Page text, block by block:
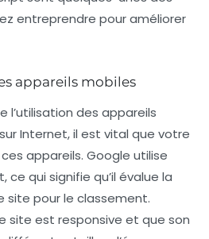
entreprendre pour améliorer
appareils mobiles
l’utilisation des appareils
Internet, il est vital que votre
appareils. Google utilise
ce qui signifie qu’il évalue la
site pour le classement.
site est responsive et que son